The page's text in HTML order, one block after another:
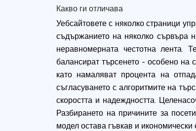
Какво ги отличава
Уебсайтовете с няколко страници
съдържанието на няколко сървъра
неравномерната честотна лента.
балансират търсенето - особено на
като намаляват процента на
съгласуването с алгоритмите на
скоростта и надеждността.
Разбирането на причините за
модел остава гъвкав и икономически